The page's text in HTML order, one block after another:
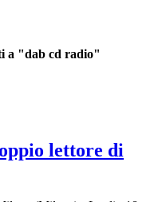
a "dab cd radio"
lettore di